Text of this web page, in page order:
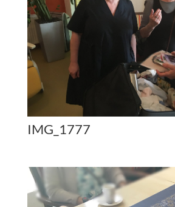
IMG_1777